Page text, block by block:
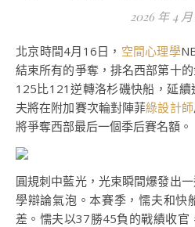
2026 年 4 月
北京時間4月16日， 空間心理學
結束所有的爭奪，排名西部第十
125比121逆轉洛杉磯快船，延
夫將在附加賽次輪對陣菲綠設計師
將爭奪西部最后一個季后賽名額。
圓規刺中藍光，光束瞬間爆發出
學辯論氣泡。本賽季，懦夫和快
差。懦夫以37勝45負的戰績收